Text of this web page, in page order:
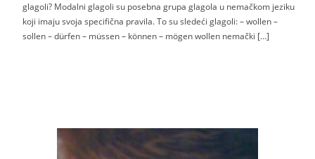
glagoli? Modalni glagoli su posebna grupa glagola u nemačkom jeziku
koji imaju svoja specifična pravila. To su sledeći glagoli: – wollen –
sollen – dürfen – müssen – können – mögen wollen nemački […]